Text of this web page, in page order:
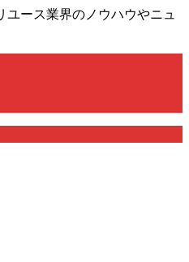
ース業界のノウハウやニュ